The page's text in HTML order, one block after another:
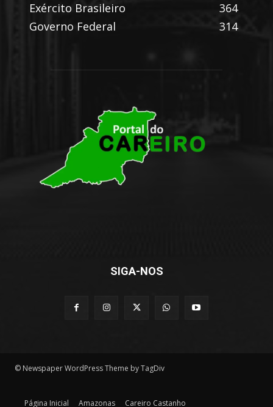
Exército Brasileiro
364
Governo Federal
314
SIGA-NOS
© Newspaper WordPress Theme by TagDiv
Página Inicial Amazonas Careiro Castanho